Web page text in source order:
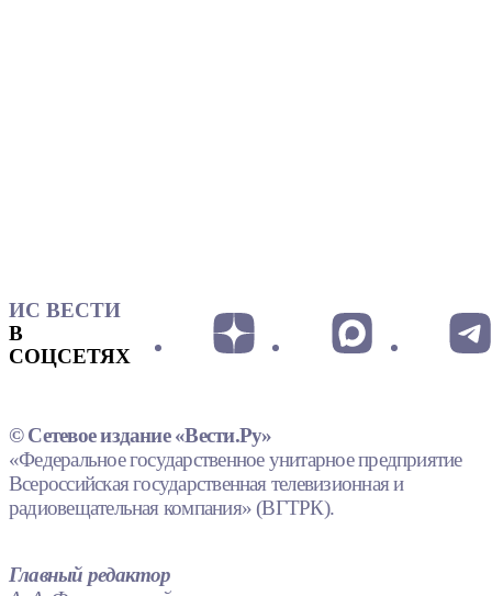
ИС ВЕСТИ
В
СОЦСЕТЯХ
© Сетевое издание «Вести.Ру»
«Федеральное государственное унитарное предприятие
Всероссийская государственная телевизионная и
радиовещательная компания» (ВГТРК).
Главный редактор